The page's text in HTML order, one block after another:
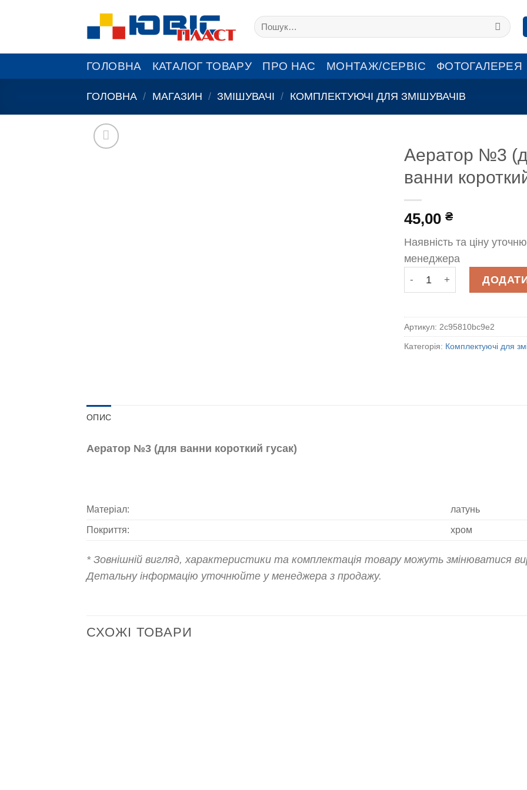
Шукати:
ГОЛОВНА КАТАЛОГ ТОВАРУ ПРО НАС МОНТАЖ/СЕРВІС ФОТОГАЛЕРЕЯ
ГОЛОВНА / МАГАЗИН / ЗМІШУВАЧІ / КОМПЛЕКТУЮЧІ ДЛЯ ЗМІШУВАЧІВ
Аератор №3
ванни
45,00 ₴
Наявність та ціну
менеджера
Артикул: 2c95810bc9e2
Категорія: Комплектуючі для
ОПИС
Аератор №3 (для ванни короткий гусак)
Матеріал: латунь
Покриття: хром
* Зовнішній вигляд, характеристики та комплектація товару можуть змінюватися
Детальну інформацію уточнюйте у менеджера з продажу.
СХОЖІ ТОВАРИ